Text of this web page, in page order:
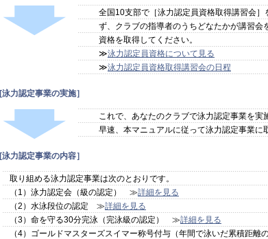
全国10支部で［泳力認定員資格取得講習会］
ず、クラブの指導者のうちどなたかが講習会
資格を取得してください。
≫泳力認定員資格について見る
≫泳力認定員資格取得講習会の日程
[泳力認定事業の実施］
これで、あなたのクラブで泳力認定事業を実
早速、本マニュアルに従って泳力認定事業に
[泳力認定事業の内容］
取り組める泳力認定事業は次のとおりです。
（1）泳力認定会（級の認定） ≫詳細を見る
（2）水泳段位の認定 ≫詳細を見る
（3）命を守る30分完泳（完泳級の認定） ≫詳細を見る
（4）ゴールドマスターズスイマー称号付与（年間で泳いだ累積距